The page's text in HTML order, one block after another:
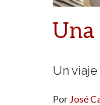
Una
Un
Por José